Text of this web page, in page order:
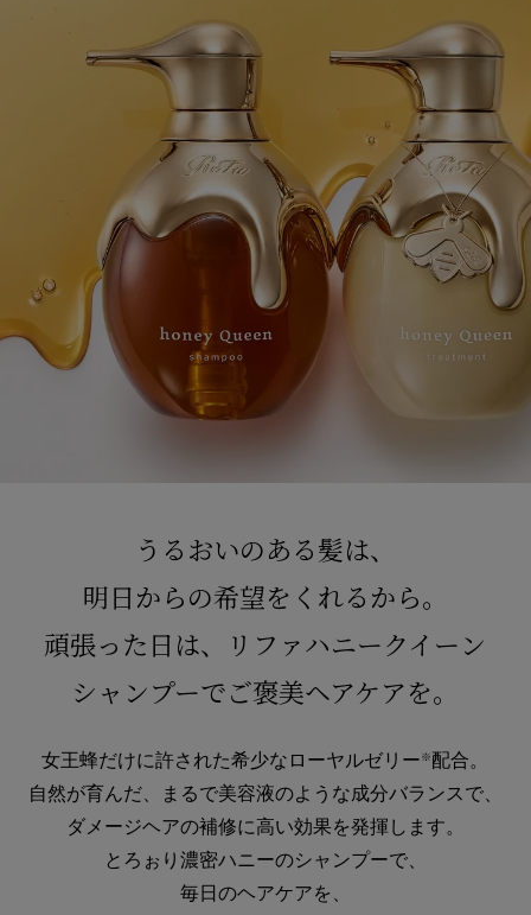
うるおいのある髪は、
明日からの希望をくれるから。
頑張った日は、リファハニークイーン
シャンプーでご褒美ヘアケアを。
女王蜂だけに許された希少なローヤルゼリー ※ 配合。
自然が育んだ、まるで美容液のような成分バランスで、
ダメージヘアの補修に高い効果を発揮します。
とろぉり濃密ハニーのシャンプーで、
毎日のヘアケアを、